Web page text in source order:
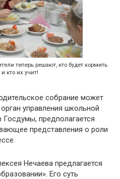
теперь решают, кто будет кормить
кто их учит!
собрание может
управления школьной
предполагается
представления о роли
Нечаева предлагается
Его суть